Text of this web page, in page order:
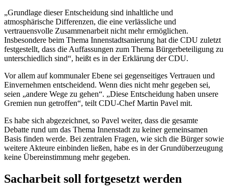
„Grundlage dieser Entscheidung sind inhaltliche und
atmosphärische Differenzen, die eine verlässliche und
vertrauensvolle Zusammenarbeit nicht mehr ermöglichen.
Insbesondere beim Thema Innenstadtsanierung hat die CDU zuletzt
festgestellt, dass die Auffassungen zum Thema Bürgerbeteiligung zu
unterschiedlich sind“, heißt es in der Erklärung der CDU.
Vor allem auf kommunaler Ebene sei gegenseitiges Vertrauen und
Einvernehmen entscheidend. Wenn dies nicht mehr gegeben sei,
seien „andere Wege zu gehen“. „Diese Entscheidung haben unsere
Gremien nun getroffen“, teilt CDU-Chef Martin Pavel mit.
Es habe sich abgezeichnet, so Pavel weiter, dass die gesamte
Debatte rund um das Thema Innenstadt zu keiner gemeinsamen
Basis finden werde. Bei zentralen Fragen, wie sich die Bürger sowie
weitere Akteure einbinden ließen, habe es in der Grundüberzeugung
keine Übereinstimmung mehr gegeben.
Sacharbeit soll fortgesetzt werden